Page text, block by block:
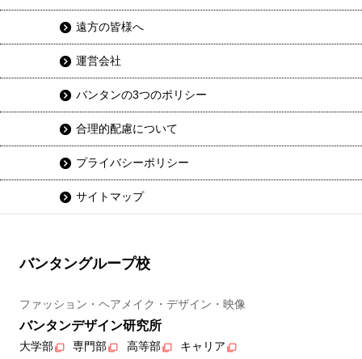
遠方の皆様へ
運営会社
バンタンの3つのポリシー
合理的配慮について
プライバシーポリシー
サイトマップ
バンタングループ校
ファッション・ヘアメイク・デザイン・映像
バンタンデザイン研究所
大学部 専門部 高等部 キャリア